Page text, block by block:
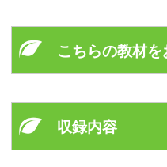
薬膳の知識をより深め
る伝道師になりましょう！
気血水バランス
冬のおすすめ食材
逆に
未病とは？
中庸とは？
陰陽のバランスとは
こちらの教材
寒さ、温度、湿度、散
んが気になっていて
聞きたいこと・悩んで
収録内容